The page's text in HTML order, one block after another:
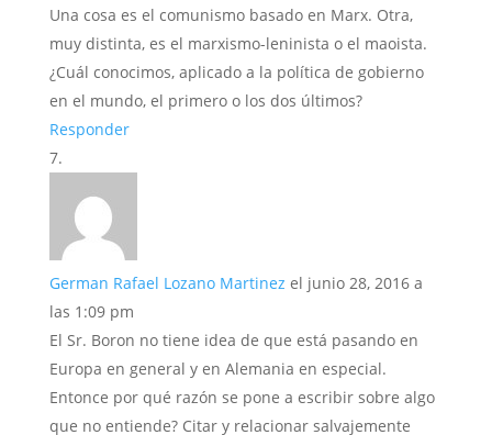
Una cosa es el comunismo basado en Marx. Otra,
muy distinta, es el marxismo-leninista o el maoista.
¿Cuál conocimos, aplicado a la política de gobierno
en el mundo, el primero o los dos últimos?
Responder
German Rafael Lozano Martinez el junio 28, 2016 a
las 1:09 pm
El Sr. Boron no tiene idea de que está pasando en
Europa en general y en Alemania en especial.
Entonce por qué razón se pone a escribir sobre algo
que no entiende? Citar y relacionar salvajemente